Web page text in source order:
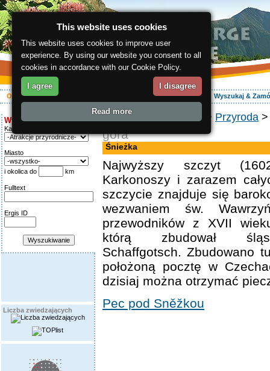
O regionie Aktywnie Zakwaterowanie Wyszukaj &
Wyszukiwanie:
Kategoria
Miasto
i okolica do km
Fulltext
Ergis ID
Liczba zwiedzających
ergis.cz O regionie > Przyroda >
góra
Śnieżka
Najwyższy szczyt
Karkonoszy i zarazem
szczycie znajduje się
wezwaniem św.
przewodników z XVII
którą zbudował
Schaffgotsch. Zbudowano
położoną pocztę w
dzisiaj można otrzymać
Pec pod Sněžkou
This website uses cookies
This website uses cookies to improve user
experience. By using our website you consent to all
cookies in accordance with our Cookie Policy.
I agree I disagree
Read more